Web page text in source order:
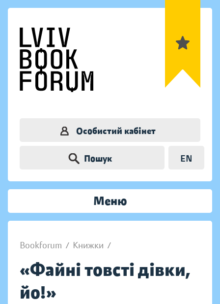
Особистий кабінет
Пошук EN
Меню
Bookforum / Книжки /
«Файні товсті дівки,
йо!»